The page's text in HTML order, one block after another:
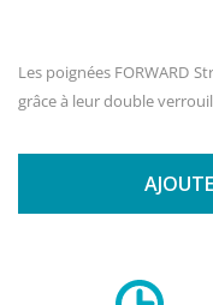
Les poignées FORWARD
grâce à leur double